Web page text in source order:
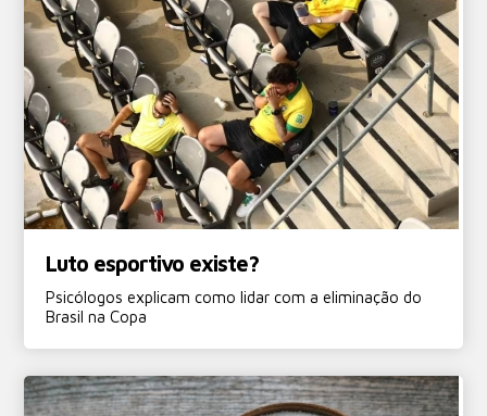
Luto esportivo existe?
Psicólogos explicam como lidar com a eliminação do
Brasil na Copa